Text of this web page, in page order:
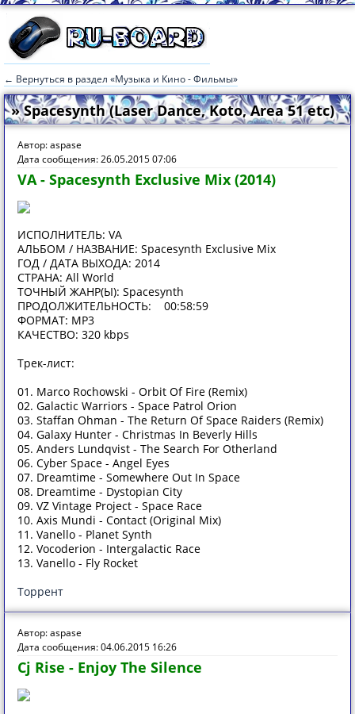
← Вернуться в раздел «Музыка и Кино - Фильмы»
» Spacesynth (Laser Dance, Koto, Area 51 etc)
Автор: aspase
Дата сообщения: 26.05.2015 07:06
VA - Spacesynth Exclusive Mix (2014)
ИСПОЛНИТЕЛЬ: VA
АЛЬБОМ / НАЗВАНИЕ: Spacesynth Exclusive Mix
ГОД / ДАТА ВЫХОДА: 2014
СТРАНА: All World
ТОЧНЫЙ ЖАНР(Ы): Spacesynth
ПРОДОЛЖИТЕЛЬНОСТЬ: 00:58:59
ФОРМАТ: MP3
КАЧЕСТВО: 320 kbps
Трек-лист:
01. Marco Rochowski - Orbit Of Fire (Remix)
02. Galactic Warriors - Space Patrol Orion
03. Staffan Ohman - The Return Of Space Raiders (Remix)
04. Galaxy Hunter - Christmas In Beverly Hills
05. Anders Lundqvist - The Search For Otherland
06. Cyber Space - Angel Eyes
07. Dreamtime - Somewhere Out In Space
08. Dreamtime - Dystopian City
09. VZ Vintage Project - Space Race
10. Axis Mundi - Contact (Original Mix)
11. Vanello - Planet Synth
12. Vocoderion - Intergalactic Race
13. Vanello - Fly Rocket
Торрент
Автор: aspase
Дата сообщения: 04.06.2015 16:26
Cj Rise - Enjoy The Silence